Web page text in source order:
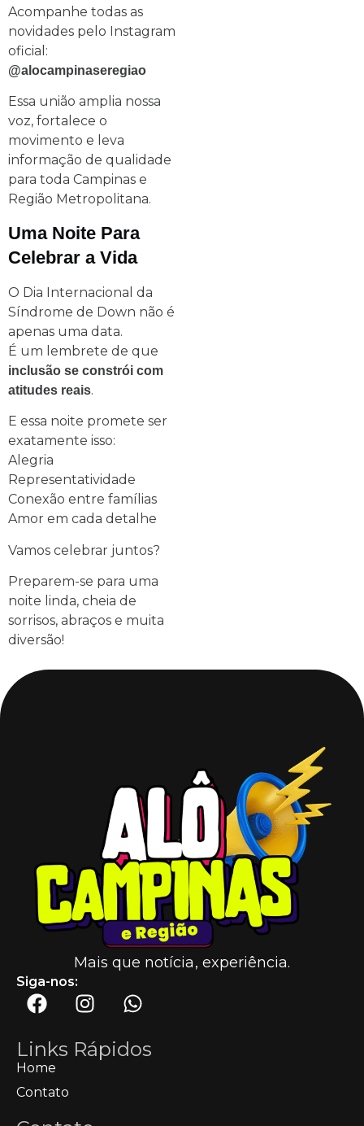
Acompanhe todas as
novidades pelo Instagram
oficial:
@alocampinaseregiao
Essa união amplia nossa
voz, fortalece o
movimento e leva
informação de qualidade
para toda Campinas e
Região Metropolitana.
Uma Noite Para
Celebrar a Vida
O Dia Internacional da
Síndrome de Down não é
apenas uma data.
É um lembrete de que
inclusão se constrói com
atitudes reais.
E essa noite promete ser
exatamente isso:
Alegria
Representatividade
Conexão entre famílias
Amor em cada detalhe
Vamos celebrar juntos?
Preparem-se para uma
noite linda, cheia de
sorrisos, abraços e muita
diversão!
Mais que notícia, experiência.
Siga-nos:
Links Rápidos
Home
Contato